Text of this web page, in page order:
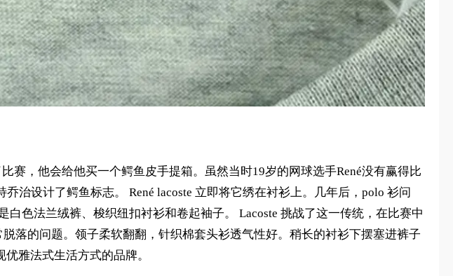
赛，他会给他买一个鳄鱼皮手提箱。虽然当时19岁的网球选手René没有赢得比
治设计了鳄鱼标志。 René lacoste 立即将它绣在衬衫上。几年后，polo 衫问
色法兰绒裤、梭织纽扣衬衫和卷起袖子。 Lacoste 挑战了这一传统，在比赛中
落的问题。领子柔软翻翻，针织棉套头衫透气性好。稍长的衬衫下摆塞进裤子
雅法式生活方式的品牌。